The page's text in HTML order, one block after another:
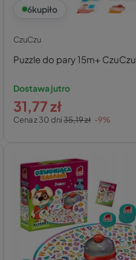
6kupiło
CzuCzu
Puzzle do pary 15m+ CzuCzu
Dostawa jutro
Cena z 30 dni35,19 zł -9%
31,77 zł